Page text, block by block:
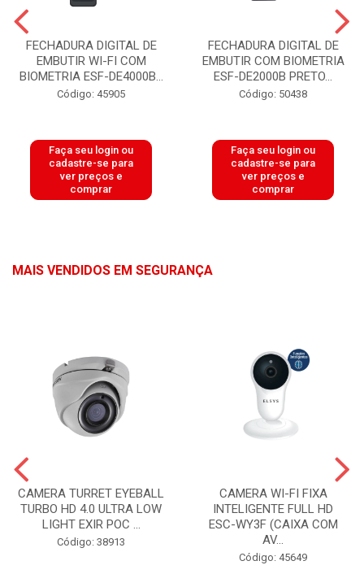
FECHADURA DIGITAL DE
EMBUTIR WI-FI COM
BIOMETRIA ESF-DE4000B...
Código: 45905
Faça seu login ou
cadastre-se para
ver preços e
comprar
FECHADURA DIGITAL DE
EMBUTIR COM BIOMETRIA
ESF-DE2000B PRETO...
Código: 50438
Faça seu login ou
cadastre-se para
ver preços e
comprar
MAIS VENDIDOS EM SEGURANÇA
CAMERA TURRET EYEBALL
TURBO HD 4.0 ULTRA LOW
LIGHT EXIR POC ...
Código: 38913
CAMERA WI-FI FIXA
INTELIGENTE FULL HD
ESC-WY3F (CAIXA COM
AV...
Código: 45649